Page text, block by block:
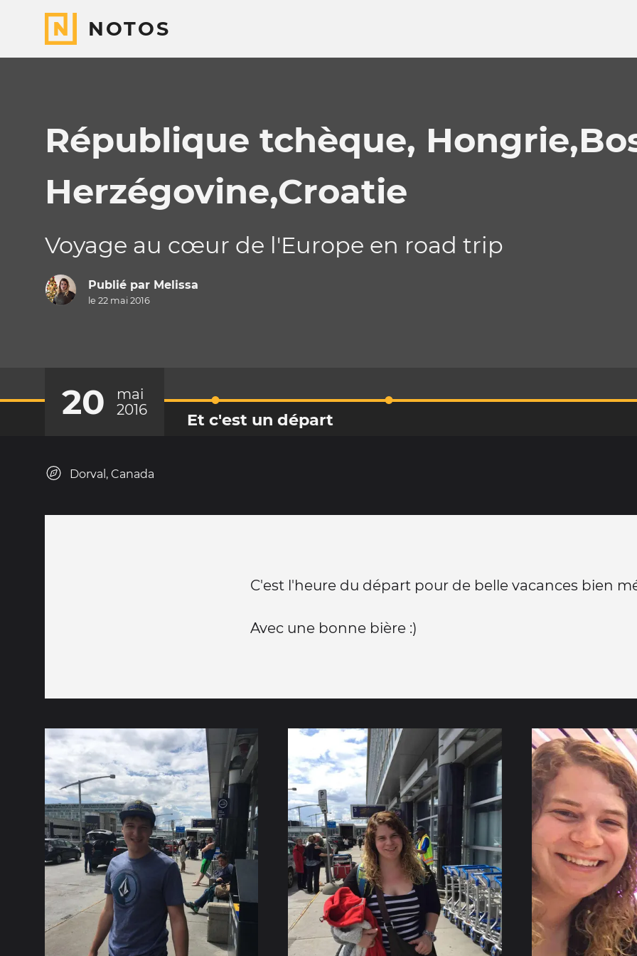
NOTOS
République tchèque,
Herzégovine,Croatie
Voyage au cœur de l'Europe en road trip
Publié par Melissa
le 22 mai 2016
20
mai
2016
Et c'est un départ
Dorval, Canada
C'est l'heure du départ pour de belle vacances bien
Avec une bonne bière :)